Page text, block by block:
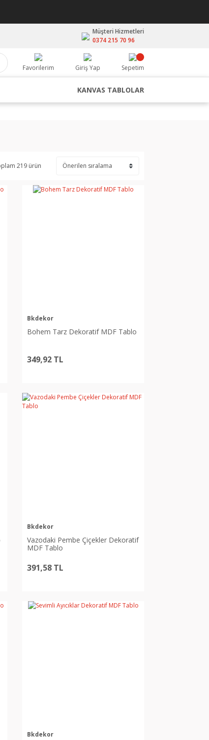
Müşteri Hizmetleri
0374 215 70 96
Favorilerim Giriş Yap Sepetim
KANVAS TABLOLAR
219 ürün
Bkdekor
Bohem Tarz Dekoratif MDF Tablo
349,92 TL
Bkdekor
Vazodaki Pembe Çiçekler Dekoratif
MDF Tablo
391,58 TL
Bkdekor